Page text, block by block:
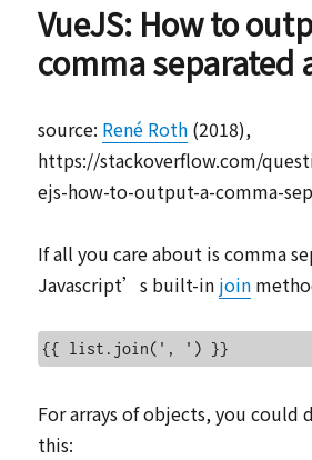
因
致，
要
用
this.$set
才
顯
VueJS: How to
comma separated
source: René Roth (2018),
https://stackoverflow.com/
ejs-how-to-output-a-comma-
If all you care about is comma
Javascript’s built-in join
For arrays of objects, you could
this: